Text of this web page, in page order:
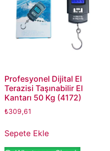
Profesyonel Dijital El
Terazisi Taşınabilir El
Kantarı 50 Kg (4172)
₺309,61
Sepete Ekle